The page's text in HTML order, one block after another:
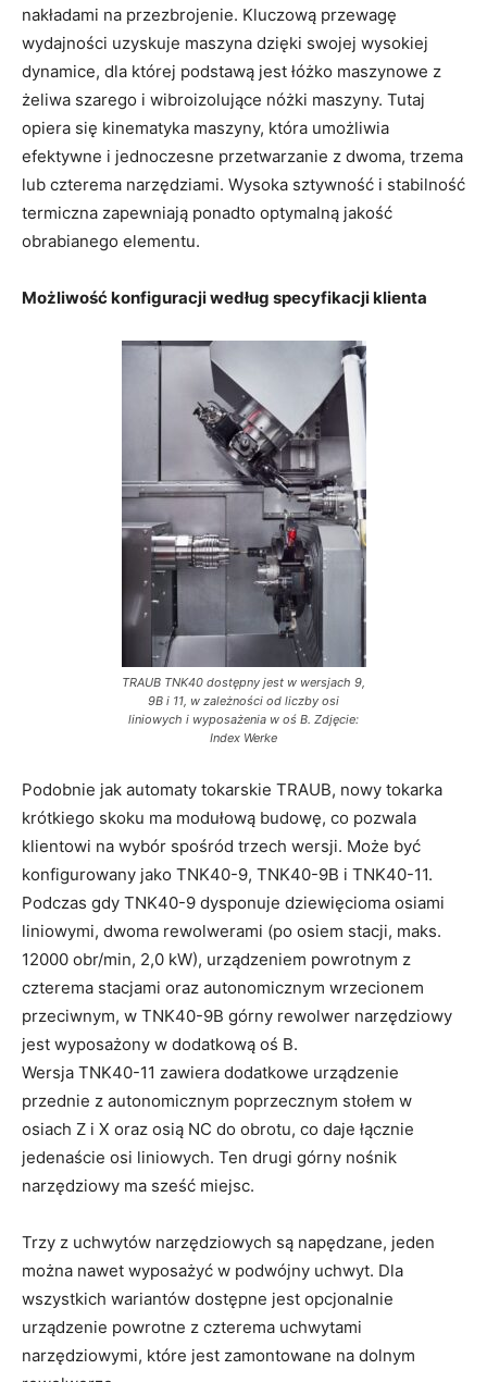
nakładami na przezbrojenie. Kluczową przewagę
wydajności uzyskuje maszyna dzięki swojej wysokiej
dynamice, dla której podstawą jest łóżko maszynowe z
żeliwa szarego i wibroizolujące nóżki maszyny. Tutaj
opiera się kinematyka maszyny, która umożliwia
efektywne i jednoczesne przetwarzanie z dwoma, trzema
lub czterema narzędziami. Wysoka sztywność i stabilność
termiczna zapewniają ponadto optymalną jakość
obrabianego elementu.
Możliwość konfiguracji według specyfikacji klienta
TRAUB TNK40 dostępny jest w wersjach 9,
9B i 11, w zależności od liczby osi
liniowych i wyposażenia w oś B. Zdjęcie:
Index Werke
Podobnie jak automaty tokarskie TRAUB, nowy tokarka
krótkiego skoku ma modułową budowę, co pozwala
klientowi na wybór spośród trzech wersji. Może być
konfigurowany jako TNK40-9, TNK40-9B i TNK40-11.
Podczas gdy TNK40-9 dysponuje dziewięcioma osiami
liniowymi, dwoma rewolwerami (po osiem stacji, maks.
12000 obr/min, 2,0 kW), urządzeniem powrotnym z
czterema stacjami oraz autonomicznym wrzecionem
przeciwnym, w TNK40-9B górny rewolwer narzędziowy
jest wyposażony w dodatkową oś B.
Wersja TNK40-11 zawiera dodatkowe urządzenie
przednie z autonomicznym poprzecznym stołem w
osiach Z i X oraz osią NC do obrotu, co daje łącznie
jedenaście osi liniowych. Ten drugi górny nośnik
narzędziowy ma sześć miejsc.
Trzy z uchwytów narzędziowych są napędzane, jeden
można nawet wyposażyć w podwójny uchwyt. Dla
wszystkich wariantów dostępne jest opcjonalnie
urządzenie powrotne z czterema uchwytami
narzędziowymi, które jest zamontowane na dolnym